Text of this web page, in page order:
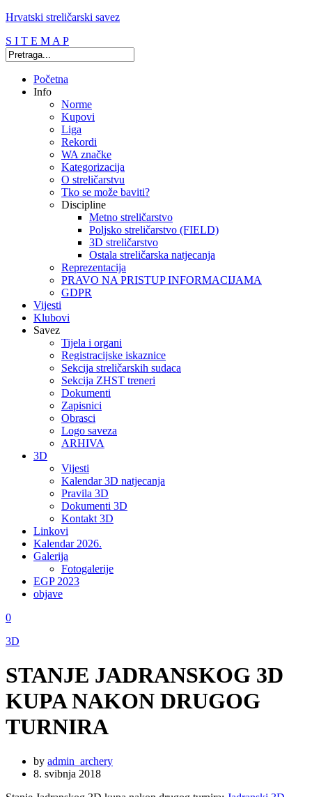
Hrvatski streličarski savez
S I T E M A P
Početna
Info
Norme
Kupovi
Liga
Rekordi
WA značke
Kategorizacija
O streličarstvu
Tko se može baviti?
Discipline
Metno streličarstvo
Poljsko streličarstvo (FIELD)
3D streličarstvo
Ostala streličarska natjecanja
Reprezentacija
PRAVO NA PRISTUP INFORMACIJAMA
GDPR
Vijesti
Klubovi
Savez
Tijela i organi
Registracijske iskaznice
Sekcija streličarskih sudaca
Sekcija ZHST treneri
Dokumenti
Zapisnici
Obrasci
Logo saveza
ARHIVA
3D
Vijesti
Kalendar 3D natjecanja
Pravila 3D
Dokumenti 3D
Kontakt 3D
Linkovi
Kalendar 2026.
Galerija
Fotogalerije
EGP 2023
objave
0
3D
STANJE JADRANSKOG 3D
KUPA NAKON DRUGOG
TURNIRA
by admin_archery
8. svibnja 2018